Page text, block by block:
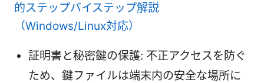
的ステップバイステップ解説
（Windows/Linux対応）
証明書と秘密鍵の保護: 不正アクセスを防ぐ
ため、鍵ファイルは端末内の安全な場所に